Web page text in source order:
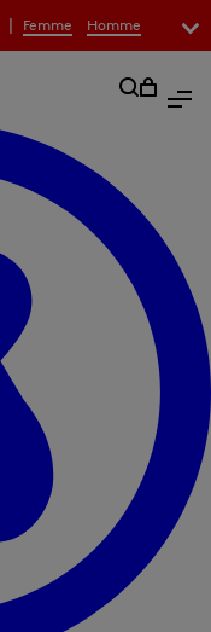
| Femme Homme